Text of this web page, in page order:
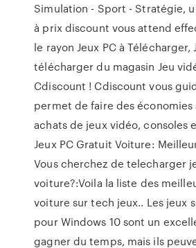
Simulation - Sport - Stratégie,
à prix discount vous attend
le rayon Jeux PC à Télécharger,
télécharger du magasin Jeu
Cdiscount ! Cdiscount vous
permet de faire des économies
achats de jeux vidéo, consoles
Jeux PC Gratuit Voiture:
Vous cherchez de telecharger
voiture?:Voila la liste des
voiture sur tech jeux.. Les jeux
pour Windows 10 sont un
gagner du temps, mais ils